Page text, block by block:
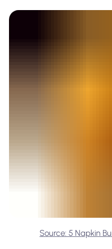
Source: 5 Napkin